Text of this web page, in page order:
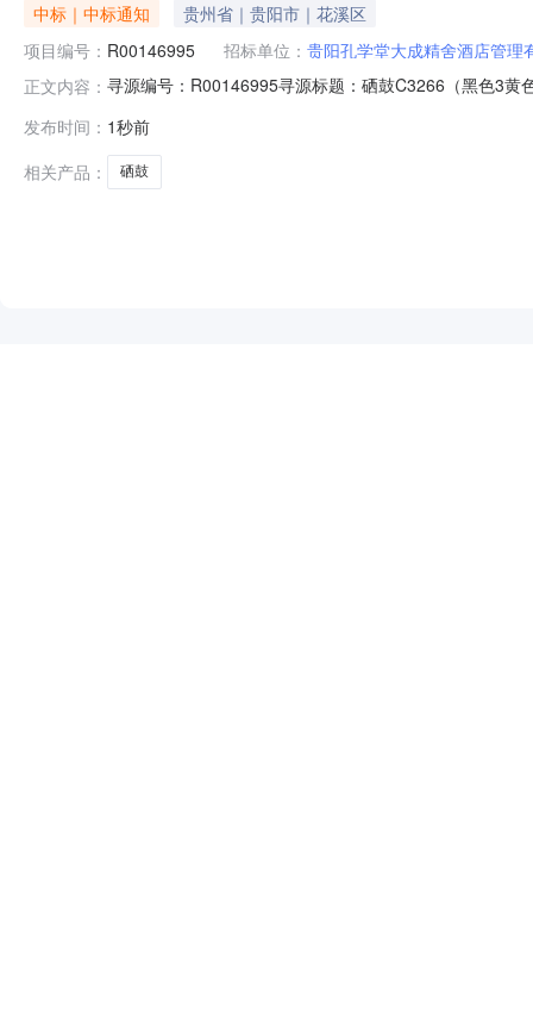
中标｜中标通知
贵州省｜贵阳市｜花溪区
项目编号： R00146995 招标单位： 贵阳孔学堂大成精舍酒店管理
正文内容： 寻源编号：R00146995寻源标题：硒鼓C3266（黑色3
发布时间： 1秒前
相关产品：
硒鼓